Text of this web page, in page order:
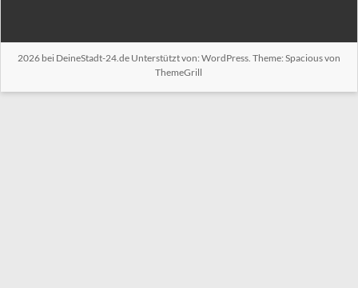
2026 bei DeineStadt-24.deUnterstützt von: WordPress. Theme: Spacious von
ThemeGrill